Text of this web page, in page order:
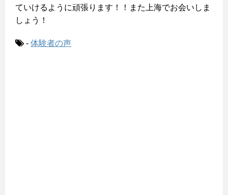
ていけるように頑張ります！！また上海でお会いしま
しょう！
- 体験者の声